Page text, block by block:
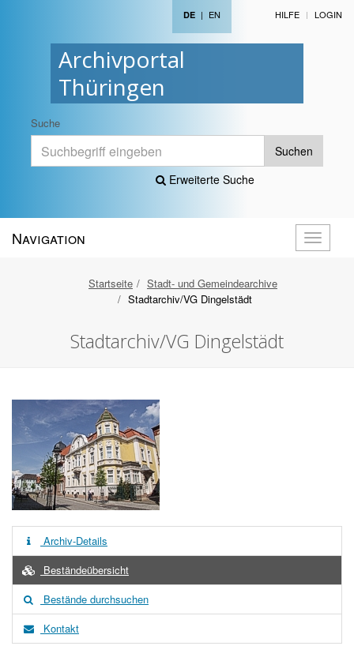
Archivportal
Thüringen
DE | EN HILFE LOGIN
Suche
Suchen
Erweiterte Suche
öffnen
Navigation
Startseite
Stadt- und Gemeindearchive
Stadtarchiv/VG Dingelstädt
Stadtarchiv/VG Dingelstädt
Archiv-Details
Beständeübersicht
Bestände durchsuchen
Kontakt